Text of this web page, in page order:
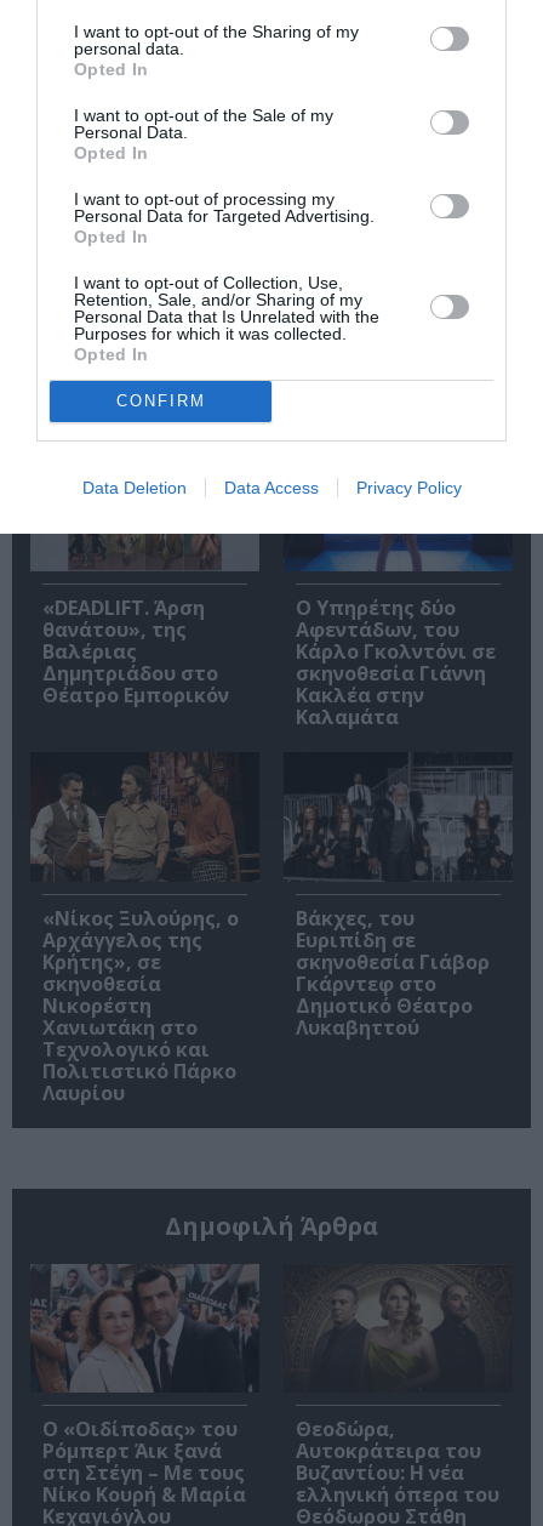
I want to opt-out of the Sharing of my
personal data.
Opted In
I want to opt-out of the Sale of my
Personal Data.
Opted In
I want to opt-out of processing my
Personal Data for Targeted Advertising.
Opted In
I want to opt-out of Collection, Use,
Retention, Sale, and/or Sharing of my
Personal Data that Is Unrelated with the
Purposes for which it was collected.
Opted In
CONFIRM
Data Deletion Data Access Privacy Policy
Newsletter
Κάθε βδομάδα στο e-mail σας τα τελευταία νέα για
την Τέχνη και τον Πολιτισμό!
Σχετικά Άρθρα
«DEADLIFT. Άρση
θανάτου», της
Βαλέριας
Δημητριάδου στο
Θέατρο Εμπορικόν
Ο Υπηρέτης δύο
Αφεντάδων, του
Κάρλο Γκολντόνι σε
σκηνοθεσία Γιάννη
Κακλέα στην
Καλαμάτα
«Νίκος Ξυλούρης, ο
Αρχάγγελος της
Κρήτης», σε
σκηνοθεσία
Νικορέστη
Χανιωτάκη στο
Τεχνολογικό και
Πολιτιστικό Πάρκο
Λαυρίου
Βάκχες, του
Ευριπίδη σε
σκηνοθεσία Γιάβορ
Γκάρντεφ στο
Δημοτικό Θέατρο
Λυκαβηττού
Δημοφιλή Άρθρα
O «Οιδίποδας» του
Ρόμπερτ Άικ ξανά
στη Στέγη – Με τους
Νίκο Κουρή & Μαρία
Κεχαγιόγλου
Θεοδώρα,
Αυτοκράτειρα του
Βυζαντίου: Η νέα
ελληνική όπερα του
Θεόδωρου Στάθη